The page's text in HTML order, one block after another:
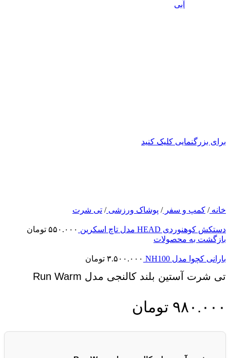
برای بزرگنمایی کلیک کنید
خانه/ کمپ و سفر/ پوشاک ورزشی/ تی شرت
دستکش کوهنوردی HEAD مدل تاچ اسکرین ۵۵۰.۰۰۰ تومان
بازگشت به محصولات
بارانی کچوا مدل NH100 ۳.۵۰۰.۰۰۰ تومان
تی شرت آستین بلند کالنجی مدل Run Warm
۹۸۰.۰۰۰ تومان